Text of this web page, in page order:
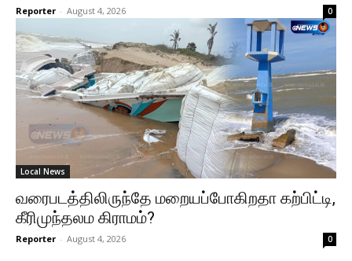
Reporter - August 4, 2026 0
Local News
வரைபடத்திலிருந்தே மறையப்போகிறதா கற்பிட்டி,
கீரிமுந்தலம கிராமம்?
Reporter - August 4, 2026 0